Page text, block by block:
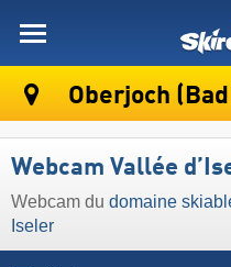
Oberjoch (Bad
Webcam Vallée
Webcam du domaine
Iseler